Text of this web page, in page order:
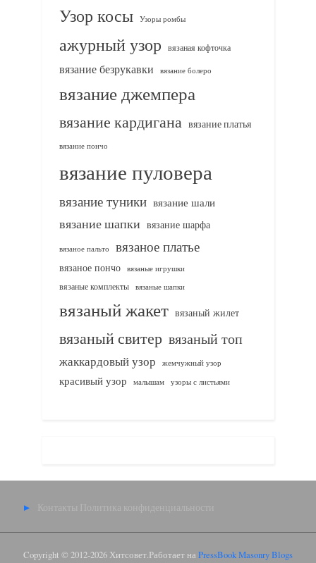
Узор косы Узоры ромбы
ажурный узор вязаная кофточка
вязание безрукавки вязание болеро
вязание джемпера
вязание кардигана вязание платья
вязание пончо
вязание пуловера
вязание туники вязание шали
вязание шапки вязание шарфа
вязаное пальто вязаное платье
вязаное пончо вязаные игрушки
вязаные комплекты
вязаные шапки
вязаный жакет вязаный жилет
вязаный свитер вязаный топ
жаккардовый узор жемчужный узор
красивый узор малышам узоры с листьями
Контакты Политика конфиденциальности
Copyright © 2012-2026 Хитсовет.Работает на PressBook Masonry Blogs